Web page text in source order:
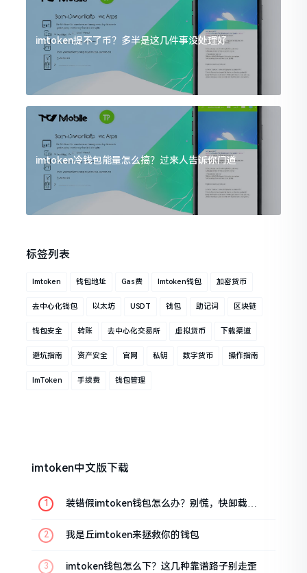
imtoken提不了币？多半是这几件事没处理好
imtoken冷钱包能量怎么搞？过来人告诉你门道
标签列表
Imtoken 钱包地址 Gas费 Imtoken钱包 加密货币
去中心化钱包 以太坊 USDT 钱包 助记词 区块链
钱包安全 转账 去中心化交易所 虚拟货币 下载渠道
避坑指南 资产安全 官网 私钥 数字货币 操作指南
ImToken 手续费 钱包管理
imtoken中文版下载
装错假imtoken钱包怎么办？别慌，快卸载，
我是丘imtoken来拯救你的钱包
imtoken钱包怎么下？这几种靠谱路子别走歪